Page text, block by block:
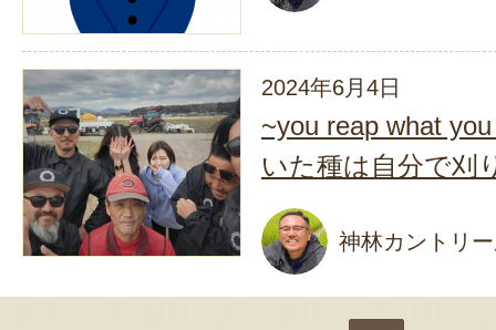
2024年6月4日
~you reap what
いた種は自分で刈
神林カントリ